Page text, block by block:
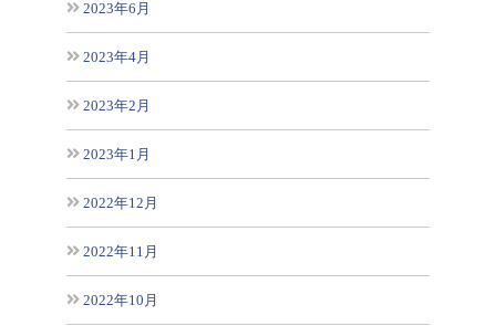
2023年6月
2023年4月
2023年2月
2023年1月
2022年12月
2022年11月
2022年10月